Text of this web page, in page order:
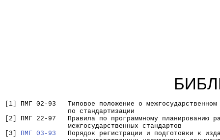
[1] ПМГ 02-93   Типовое положение о межгосударственном
                по стандартизации
[2] ПМГ 22-97   Правила по программному планированию
                межгосударственных стандартов
[3] ПМГ 03-93
Порядок регистрации и подготовки к